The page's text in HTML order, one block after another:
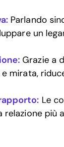
Parlando
un
Grazie a
mirata,
Le
più